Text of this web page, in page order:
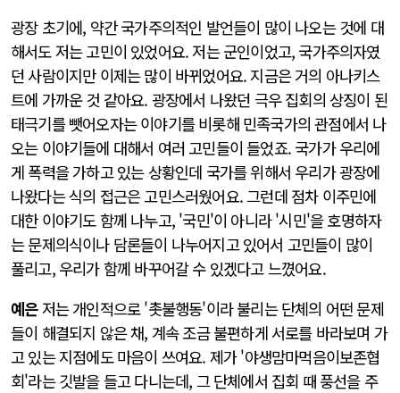
광장 초기에, 약간 국가주의적인 발언들이 많이 나오는 것에 대
해서도 저는 고민이 있었어요. 저는 군인이었고, 국가주의자였
던 사람이지만 이제는 많이 바뀌었어요. 지금은 거의 아나키스
트에 가까운 것 같아요. 광장에서 나왔던 극우 집회의 상징이 된
태극기를 뺏어오자는 이야기를 비롯해 민족국가의 관점에서 나
오는 이야기들에 대해서 여러 고민들이 들었죠. 국가가 우리에
게 폭력을 가하고 있는 상황인데 국가를 위해서 우리가 광장에
나왔다는 식의 접근은 고민스러웠어요. 그런데 점차 이주민에
대한 이야기도 함께 나누고, '국민'이 아니라 '시민'을 호명하자
는 문제의식이나 담론들이 나누어지고 있어서 고민들이 많이
풀리고, 우리가 함께 바꾸어갈 수 있겠다고 느꼈어요.
예은저는 개인적으로 '촛불행동'이라 불리는 단체의 어떤 문제
들이 해결되지 않은 채, 계속 조금 불편하게 서로를 바라보며 가
고 있는 지점에도 마음이 쓰여요. 제가 '야생맘마먹음이보존협
회'라는 깃발을 들고 다니는데, 그 단체에서 집회 때 풍선을 주